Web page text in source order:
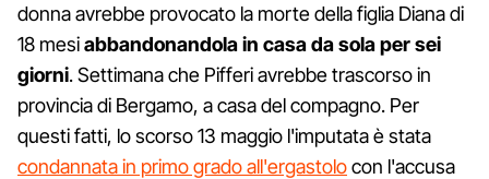
donna avrebbe provocato la morte della figlia Diana di
18 mesiabbandonandola in casa da sola per sei
giorni. Settimana che Pifferi avrebbe trascorso in
provincia di Bergamo, a casa del compagno. Per
questi fatti, lo scorso 13 maggio l'imputata è stata
condannata in primo grado all'ergastolocon l'accusa